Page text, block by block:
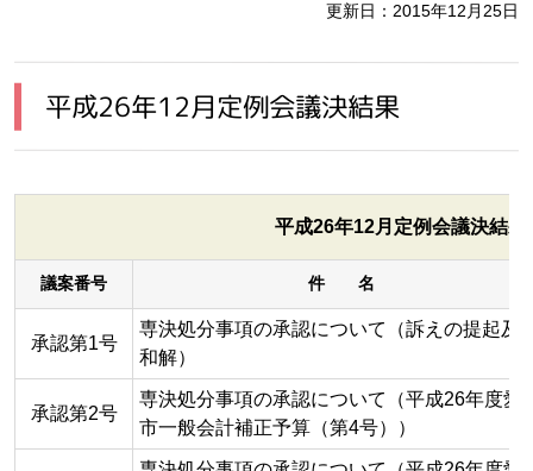
更新日：2015年12月25日
平成26年12月定例会議決結果
平成26年12月定例会議決結果
議案番号 件 名
承認第1号
専決処分事項の承認について（訴えの提起及
和解）
承認第2号
専決処分事項の承認について（平成26年度愛
市一般会計補正予算（第4号））